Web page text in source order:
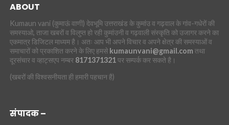
ABOUT
Kumaun vani (कुमाऊं वाणी) देवभूमि उत्तराखंड के कुमांउ व गढ़वाल के गांव-गधेरों की
समस्याओ, ताजा खबरों व विलुप्त हो रही कुमांउनी व गढ़वाली संस्कृति को उजागर करने का
एकमात्र डिजिटल माध्यम है। अतः आप भी अपने विचार व अपने क्षेत्र की समस्याओं व
समाचारों को प्रकाशित करने के लिए हमसे kumaunvani@gmail.com तथा
दूरसंचार व व्हाट्सएप नम्बर 8171371321पर सम्पर्क कर सकते है।
(खबरों की विश्वसनीयता ही हमारी पहचान है)
संपादक –